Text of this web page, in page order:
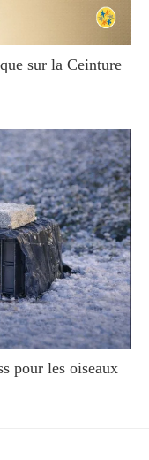
sur la Ceinture
pour les oiseaux